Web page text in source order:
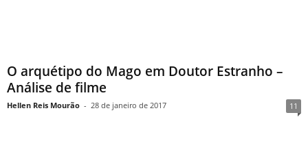
O arquétipo do Mago em Doutor Estranho –
Análise de filme
Hellen Reis Mourão - 28 de janeiro de 2017 11